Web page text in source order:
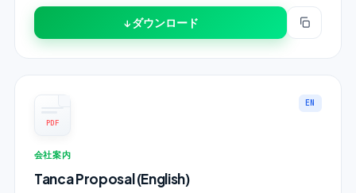
↓ ダウンロード
PDF
EN
会社案内
Tanca Proposal (English)